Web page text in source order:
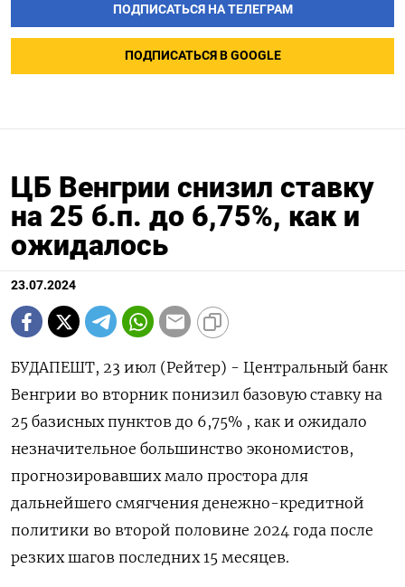
ПОДПИСАТЬСЯ НА ТЕЛЕГРАМ
ПОДПИСАТЬСЯ В GOOGLE
ЦБ Венгрии снизил ставку
на 25 б.п. до 6,75%, как и
ожидалось
23.07.2024
БУДАПЕШТ, 23 июл (Рейтер) - Центральный банк
Венгрии во вторник понизил базовую ставку на
25 базисных пунктов до 6,75% , как и ожидало
незначительное большинство экономистов,
прогнозировавших мало простора для
дальнейшего смягчения денежно-кредитной
политики во второй половине 2024 года после
резких шагов последних 15 месяцев.